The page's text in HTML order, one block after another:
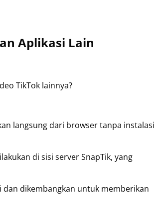
Aplikasi Lain
TikTok lainnya?
langsung dari browser tanpa instalasi
di sisi server SnapTik, yang
dikembangkan untuk memberikan